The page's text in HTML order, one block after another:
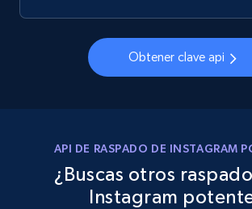
11.3K+ 1.5K+ Prueba
URL, ID, User id, Use url, Title,
text, Date posted, and more.
Obtener clave api
API DE RASPADO DE INSTAGRAM
¿Buscas otros
Instagram